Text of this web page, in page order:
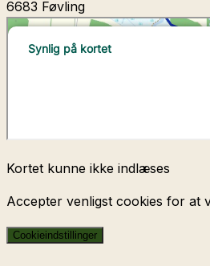
6683 Føvling
Kortet kunne ikke indlæses
Accepter venligst cookies for at
Cookieindstillinger